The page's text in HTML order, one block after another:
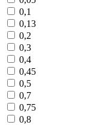
0,1
0,13
0,2
0,3
0,4
0,45
0,5
0,7
0,75
0,8